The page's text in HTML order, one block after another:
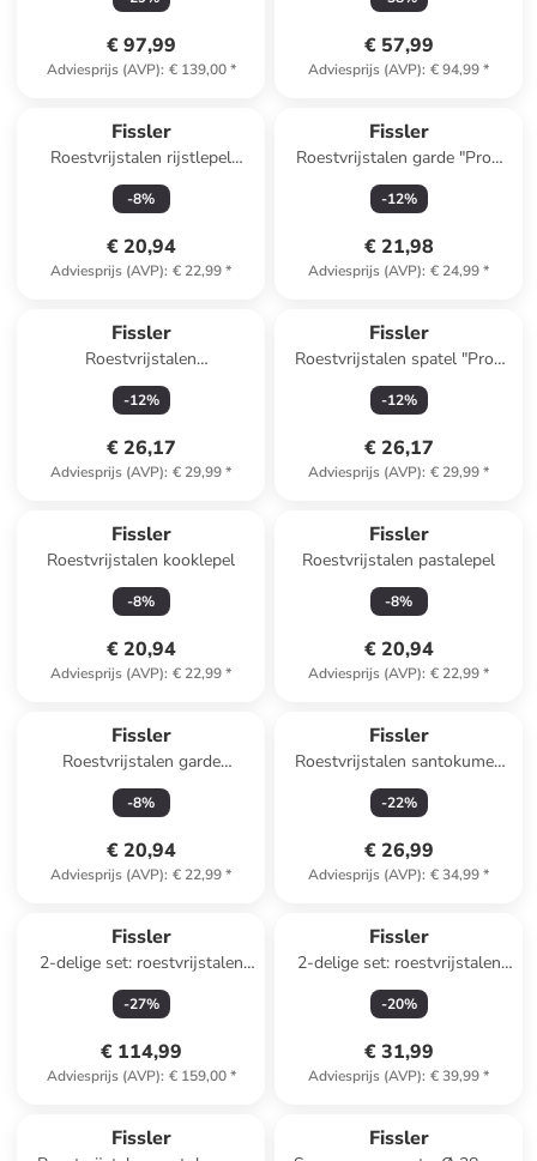
€ 97,99
Adviesprijs (AVP): € 139,00*
€ 57,99
Adviesprijs (AVP): € 94,99*
Fissler
Roestvrijstalen rijstlepel
"Essential"
-8%
€ 20,94
Adviesprijs (AVP): € 22,99*
Fissler
Roestvrijstalen garde "Profi
Collection®"
-12%
€ 21,98
Adviesprijs (AVP): € 24,99*
Fissler
Roestvrijstalen
groenten-/rijstlepel "Profi
Collection®"
-12%
€ 26,17
Adviesprijs (AVP): € 29,99*
Fissler
Roestvrijstalen spatel "Profi
Collection®"
-12%
€ 26,17
Adviesprijs (AVP): € 29,99*
Fissler
Roestvrijstalen kooklepel
-8%
€ 20,94
Adviesprijs (AVP): € 22,99*
Fissler
Roestvrijstalen pastalepel
-8%
€ 20,94
Adviesprijs (AVP): € 22,99*
Fissler
Roestvrijstalen garde
"Essential"
-8%
€ 20,94
Adviesprijs (AVP): € 22,99*
Fissler
Roestvrijstalen santokumes
"Essential" - (H)12,4 cm
-22%
€ 26,99
Adviesprijs (AVP): € 34,99*
Fissler
2-delige set: roestvrijstalen
braadpan met deksel "Profi
Collection®" - Ø20 cm
-27%
€ 114,99
Adviesprijs (AVP): € 159,00*
Fissler
2-delige set: roestvrijstalen
pan met deksel "Profi
Collection®" - Ø 12 cm
-20%
€ 31,99
Adviesprijs (AVP): € 39,99*
Fissler Fissler